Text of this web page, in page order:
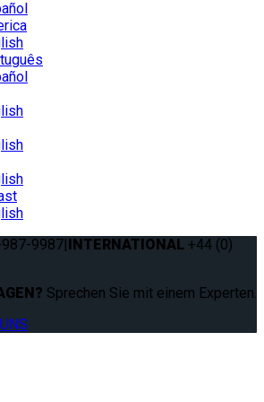
9987|INTERNATIONAL +44 (0)
Sprechen Sie mit einem Experten.